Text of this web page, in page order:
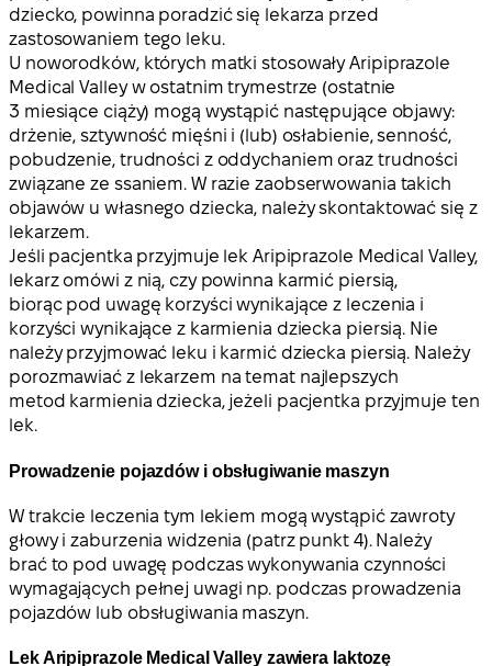
dziecko, powinna poradzić się lekarza przed
zastosowaniem tego leku.
U noworodków, których matki stosowały Aripiprazole
Medical Valley w ostatnim trymestrze (ostatnie
3 miesiące ciąży) mogą wystąpić następujące objawy:
drżenie, sztywność mięśni i (lub) osłabienie, senność,
pobudzenie, trudności z oddychaniem oraz trudności
związane ze ssaniem. W razie zaobserwowania takich
objawów u własnego dziecka, należy skontaktować się z
lekarzem.
Jeśli pacjentka przyjmuje lek Aripiprazole Medical Valley,
lekarz omówi z nią, czy powinna karmić piersią,
biorąc pod uwagę korzyści wynikające z leczenia i
korzyści wynikające z karmienia dziecka piersią. Nie
należy przyjmować leku i karmić dziecka piersią. Należy
porozmawiać z lekarzem na temat najlepszych
metod karmienia dziecka, jeżeli pacjentka przyjmuje ten
lek.
Prowadzenie pojazdów i obsługiwanie maszyn
W trakcie leczenia tym lekiem mogą wystąpić zawroty
głowy i zaburzenia widzenia (patrz punkt 4). Należy
brać to pod uwagę podczas wykonywania czynności
wymagających pełnej uwagi np. podczas prowadzenia
pojazdów lub obsługiwania maszyn.
Lek Aripiprazole Medical Valley zawiera laktozę